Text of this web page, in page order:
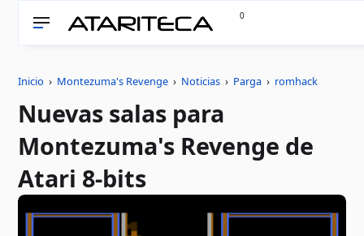
0
Inicio › Montezuma's Revenge › Noticias › Parga › romhack
Nuevas salas para
Montezuma's Revenge de
Atari 8-bits